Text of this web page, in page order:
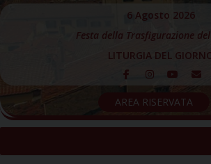
6 Agosto 2026
Festa della Trasfigurazione
LITURGIA DEL
AREA RISERVATA